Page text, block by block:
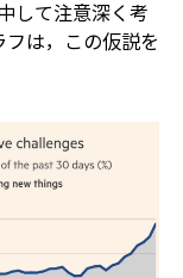
して注意深く考
は，この仮説を